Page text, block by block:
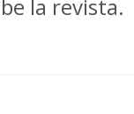
la revista.